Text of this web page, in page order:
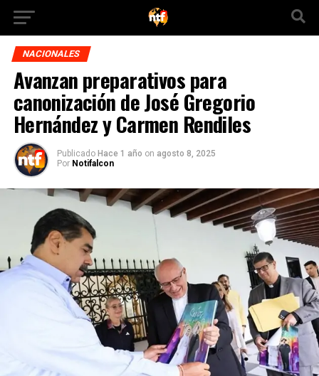
NACIONALES
Avanzan preparativos para
canonización de José Gregorio
Hernández y Carmen Rendiles
Publicado Hace 1 año on agosto 8, 2025
Por Notifalcon